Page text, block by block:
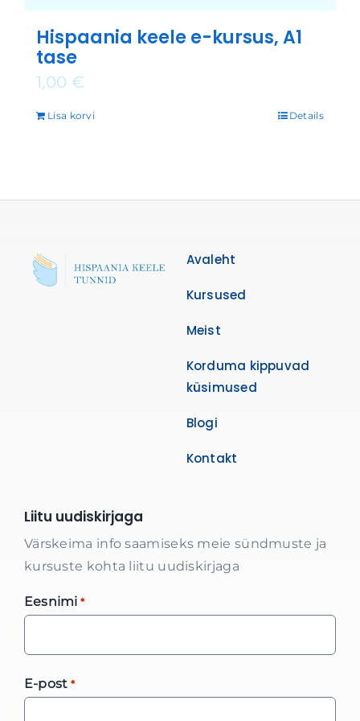
Hispaania keele e-kursus, A1
tase
1,00 €
Lisa korvi Details
Avaleht
Kursused
Meist
Korduma kippuvad
küsimused
Blogi
Kontakt
Liitu uudiskirjaga
Värskeima info saamiseks meie sündmuste ja
kursuste kohta liitu uudiskirjaga
Eesnimi *
E-post *